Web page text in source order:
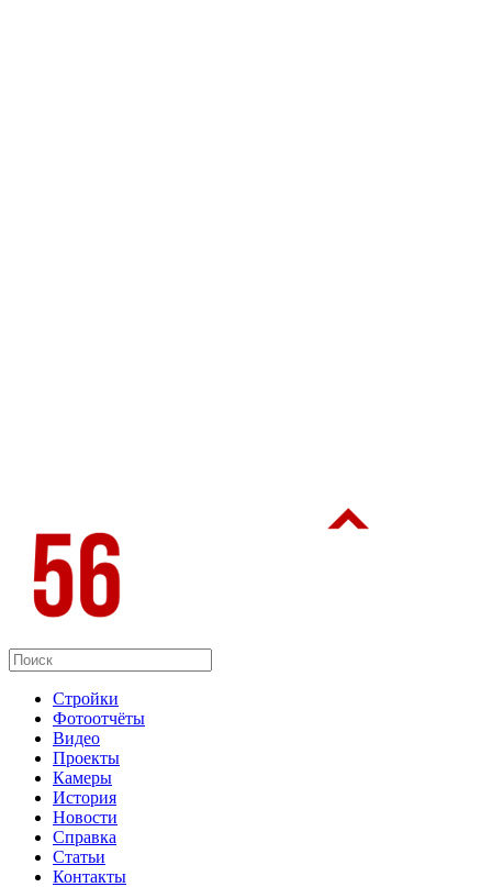
Стройки
Фотоотчёты
Видео
Проекты
Камеры
История
Новости
Справка
Статьи
Контакты